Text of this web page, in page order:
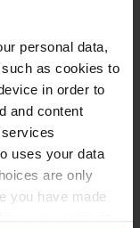
personal data,
as cookies to
in order to
and content
uses your data
are only
you have made
Recensioni
circa un anno fa
docce